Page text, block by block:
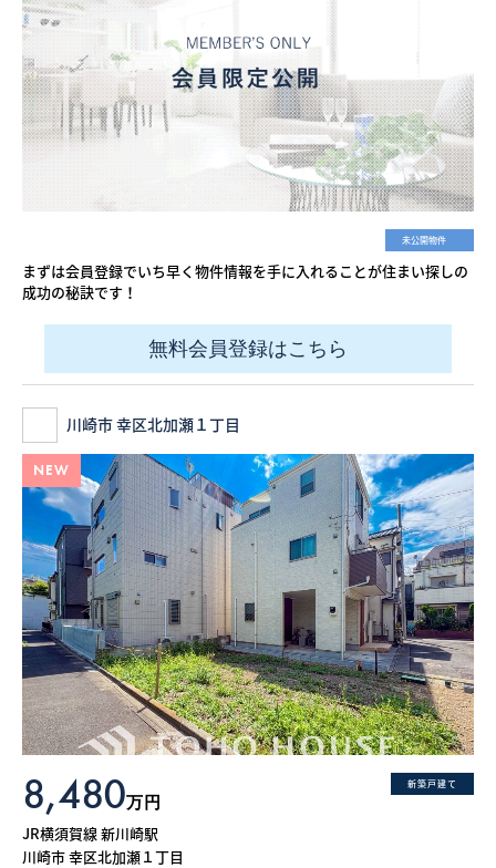
未公開物件
まずは会員登録でいち早く物件情報を手に入れることが住まい探しの
成功の秘訣です！
無料会員登録はこちら
川崎市 幸区北加瀬１丁目
NEW
新築戸建て
8,480万円
JR横須賀線 新川崎駅
川崎市 幸区北加瀬１丁目